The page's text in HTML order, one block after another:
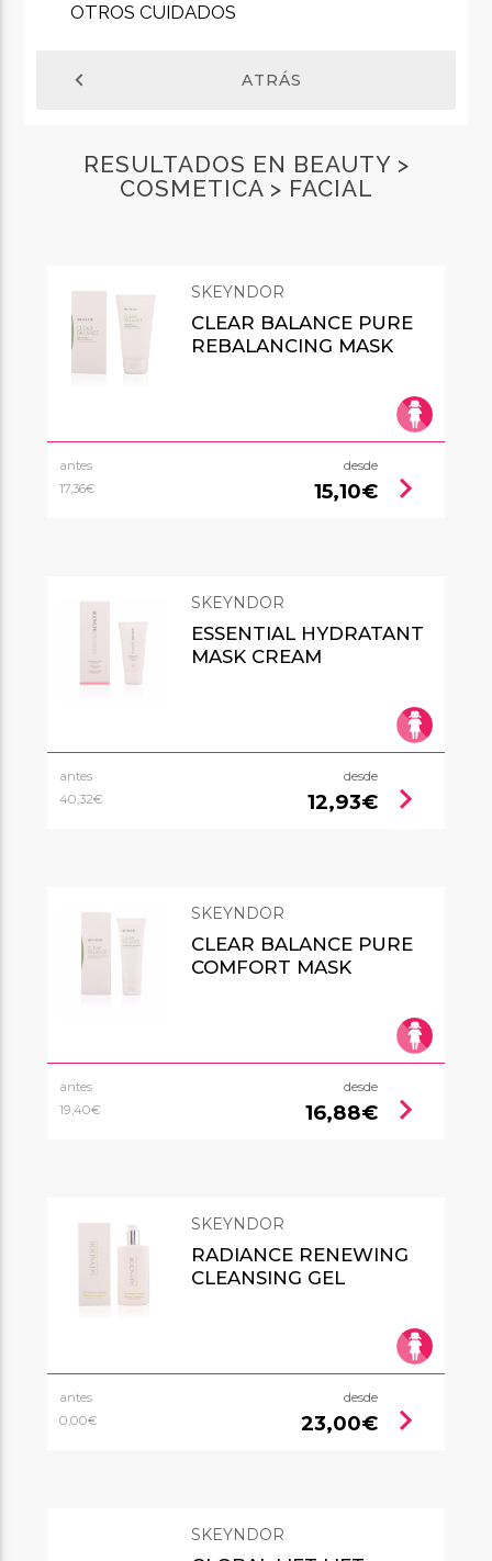
OTROS CUIDADOS
chevron_left ATRÁS
RESULTADOS EN BEAUTY >
COSMETICA > FACIAL
SKEYNDOR
CLEAR BALANCE PURE
REBALANCING MASK
antes
17,36€
desde
15,10€ chevron_right
SKEYNDOR
ESSENTIAL HYDRATANT
MASK CREAM
antes
40,32€
desde
12,93€ chevron_right
SKEYNDOR
CLEAR BALANCE PURE
COMFORT MASK
antes
19,40€
desde
16,88€ chevron_right
SKEYNDOR
RADIANCE RENEWING
CLEANSING GEL
antes
0,00€
desde
23,00€ chevron_right
SKEYNDOR